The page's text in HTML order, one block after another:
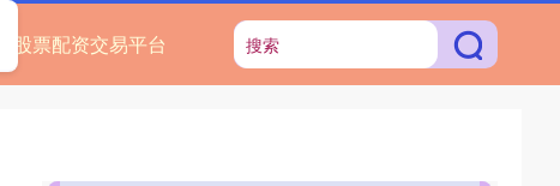
股票配资交易平台